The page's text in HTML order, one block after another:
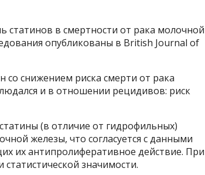
статинов в смертности от рака молочной
опубликованы в British Journal of
со снижением риска смерти от рака
и в отношении рецидивов: риск
(в отличие от гидрофильных)
железы, что согласуется с данными
их антипролиферативное действие. При
значимости.